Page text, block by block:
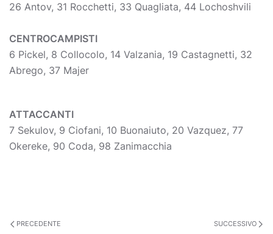
26 Antov, 31 Rocchetti, 33 Quagliata, 44 Lochoshvili
CENTROCAMPISTI
6 Pickel, 8 Collocolo, 14 Valzania, 19 Castagnetti, 32
Abrego, 37 Majer
ATTACCANTI
7 Sekulov, 9 Ciofani, 10 Buonaiuto, 20 Vazquez, 77
Okereke, 90 Coda, 98 Zanimacchia
PRECEDENTE SUCCESSIVO